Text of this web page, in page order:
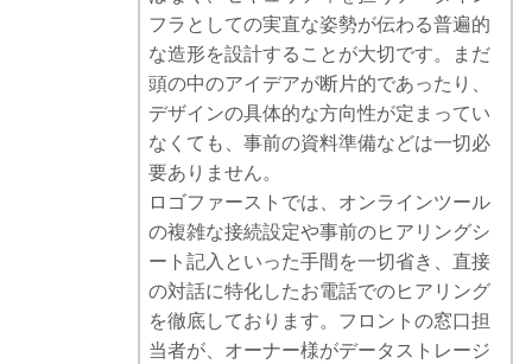
フラとしての実直な姿勢が伝わる普遍的
な造形を設計することが大切です。まだ
頭の中のアイデアが断片的であったり、
デザインの具体的な方向性が定まってい
なくても、事前の資料準備などは一切必
要ありません。
ロゴファーストでは、オンラインツール
の複雑な接続設定や事前のヒアリングシ
ート記入といった手間を一切省き、直接
の対話に特化したお電話でのヒアリング
を徹底しております。フロントの窓口担
当者が、オーナー様がデータストレージ